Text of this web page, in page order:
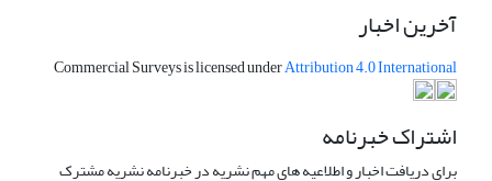
آخرین اخبار
Commercial Surveys is licensed underAttribution 4.0 International
اشتراک خبرنامه
برای دریافت اخبار و اطلاعیه های مهم نشریه در خبرنامه نشریه مشترک